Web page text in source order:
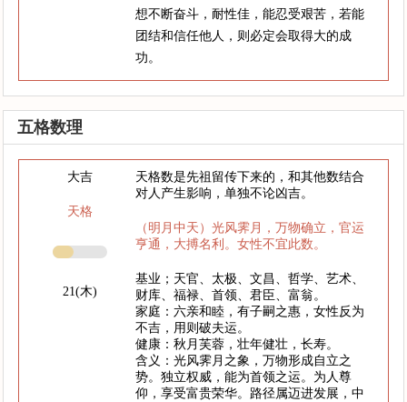
想不断奋斗，耐性佳，能忍受艰苦，若能
团结和信任他人，则必定会取得大的成
功。
五格数理
大吉
天格
21(木)
天格数是先祖留传下来的，和其他数结合
对人产生影响，单独不论凶吉。
（明月中天）光风霁月，万物确立，官运
亨通，大搏名利。女性不宜此数。
基业；天官、太极、文昌、哲学、艺术、
财库、福禄、首领、君臣、富翁。
家庭：六亲和睦，有子嗣之惠，女性反为
不吉，用则破夫运。
健康：秋月芙蓉，壮年健壮，长寿。
含义：光风霁月之象，万物形成自立之
势。独立权威，能为首领之运。为人尊
仰，享受富贵荣华。路径属迈进发展，中